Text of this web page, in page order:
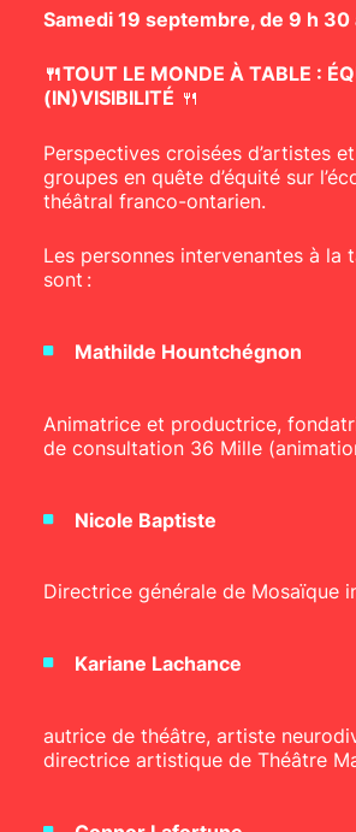
Samedi 19 septembre, de 9 h 30
🍴TOUT LE MONDE À TABLE :
(IN)VISIBILITÉ 🍴
Perspectives croisées d’artistes
groupes en quête d’équité sur
théâtral franco-ontarien.
Les personnes intervenantes à la
sont :
Mathilde Hountchégnon
Animatrice et productrice,
de consultation 36 Mille
Nicole Baptiste
Directrice générale de Mosaïque
Kariane Lachance
autrice de théâtre, artiste
directrice artistique de Théâtre